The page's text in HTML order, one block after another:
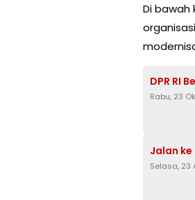
Di bawah
DPR RI
Rabu, 23
Jalan ke
Selasa, 23